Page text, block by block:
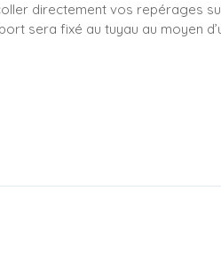
directement vos repérages
sera fixé au tuyau au moyen